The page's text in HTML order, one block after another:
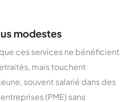
modestes
ces services ne bénéficient
mais touchent
souvent salarié dans des
(PME) sans